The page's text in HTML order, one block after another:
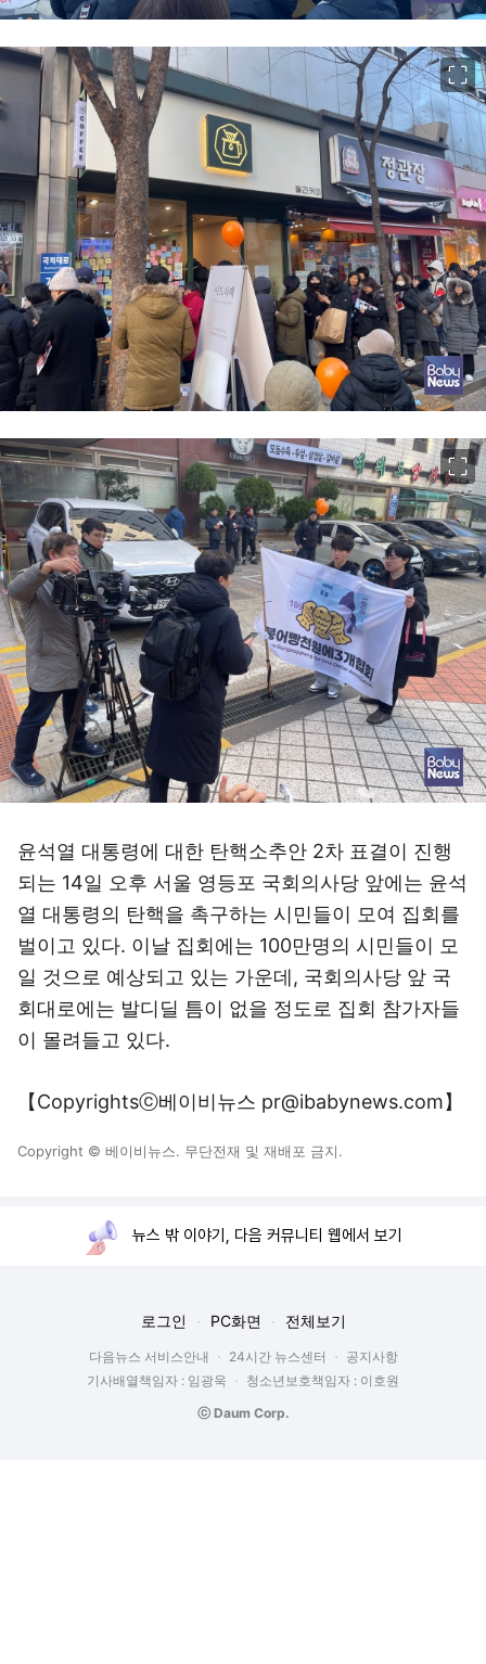
윤석열 대통령에 대한 탄핵소추안 2차 표결이 진행
되는 14일 오후 서울 영등포 국회의사당 앞에는 윤석
열 대통령의 탄핵을 촉구하는 시민들이 모여 집회를
벌이고 있다. 이날 집회에는 100만명의 시민들이 모
일 것으로 예상되고 있는 가운데, 국회의사당 앞 국
회대로에는 발디딜 틈이 없을 정도로 집회 참가자들
이 몰려들고 있다.
【Copyrightsⓒ베이비뉴스 pr@ibabynews.com】
Copyright © 베이비뉴스. 무단전재 및 재배포 금지.
뉴스 밖 이야기, 다음 커뮤니티 웹에서 보기
로그인 PC화면 전체보기
다음뉴스 서비스안내 24시간 뉴스센터
공지사항
기사배열책임자 : 임광욱
청소년보호책임자 : 이호원
ⓒ Daum Corp.